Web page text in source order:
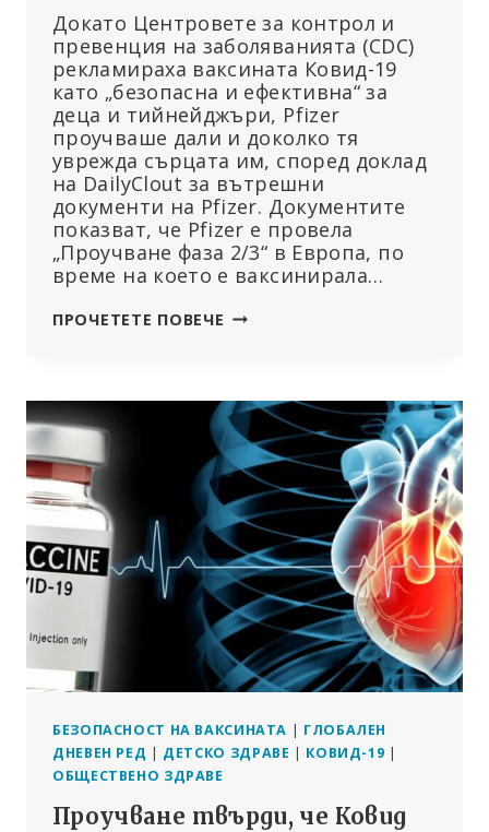
Докато Центровете за контрол и
превенция на заболяванията (CDC)
рекламираха ваксината Ковид-19
като „безопасна и ефективна“ за
деца и тийнейджъри, Pfizer
проучваше дали и доколко тя
уврежда сърцата им, според доклад
на DailyClout за вътрешни
документи на Pfizer. Документите
показват, че Pfizer е провела
„Проучване фаза 2/3“ в Европа, по
време на което е ваксинирала…
ПРОЧЕТЕТЕ ПОВЕЧЕ PFIZER
ПРИ
ДЕЦА
МЕСЕЦ
ПРЕДИ
FDA
ДА
РАЗРЕШИ
ИНЖЕКЦИИТЕ
КОВИД
ЗА
ДЕЦА
НА
ВЪЗРАСТ
11
ГОДИНИ
БЕЗОПАСНОСТ НА ВАКСИНАТА | ГЛОБАЛЕН
ДНЕВЕН РЕД | ДЕТСКО ЗДРАВЕ | КОВИД-19 |
ОБЩЕСТВЕНО ЗДРАВЕ
Проучване твърди, че Ковид